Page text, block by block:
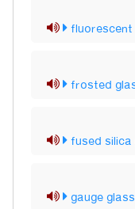
frosted
fused
gauge glass